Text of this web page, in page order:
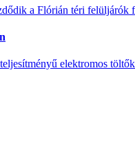
a Flórián téri felüljárók
elektromos